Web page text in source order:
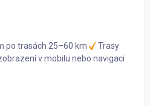
po trasách 25–60 km
Trasy
v mobilu nebo navigaci